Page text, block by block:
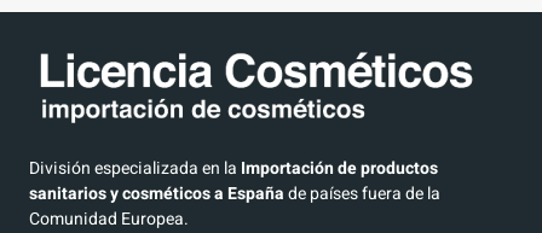
División especializada en la Importación de productos
sanitarios y cosméticos a Españade países fuera de la
Comunidad Europea.